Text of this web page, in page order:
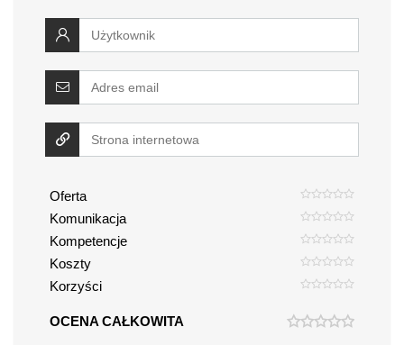
Oferta
Komunikacja
Kompetencje
Koszty
Korzyści
OCENA CAŁKOWITA